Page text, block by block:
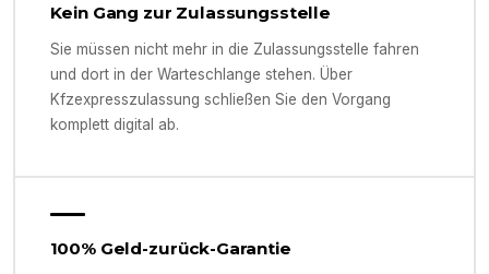
Kein Gang zur Zulassungsstelle
Sie müssen nicht mehr in die Zulassungsstelle fahren
und dort in der Warteschlange stehen. Über
Kfzexpresszulassung schließen Sie den Vorgang
komplett digital ab.
100% Geld-zurück-Garantie